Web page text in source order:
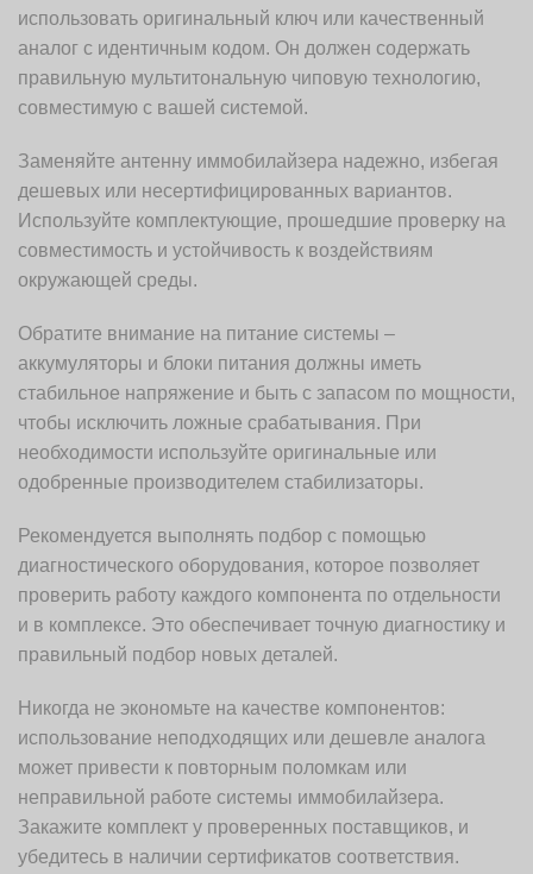
использовать оригинальный ключ или качественный
аналог с идентичным кодом. Он должен содержать
правильную мультитональную чиповую технологию,
совместимую с вашей системой.
Заменяйте антенну иммобилайзера надежно, избегая
дешевых или несертифицированных вариантов.
Используйте комплектующие, прошедшие проверку на
совместимость и устойчивость к воздействиям
окружающей среды.
Обратите внимание на питание системы –
аккумуляторы и блоки питания должны иметь
стабильное напряжение и быть с запасом по мощности,
чтобы исключить ложные срабатывания. При
необходимости используйте оригинальные или
одобренные производителем стабилизаторы.
Рекомендуется выполнять подбор с помощью
диагностического оборудования, которое позволяет
проверить работу каждого компонента по отдельности
и в комплексе. Это обеспечивает точную диагностику и
правильный подбор новых деталей.
Никогда не экономьте на качестве компонентов:
использование неподходящих или дешевле аналога
может привести к повторным поломкам или
неправильной работе системы иммобилайзера.
Закажите комплект у проверенных поставщиков, и
убедитесь в наличии сертификатов соответствия.